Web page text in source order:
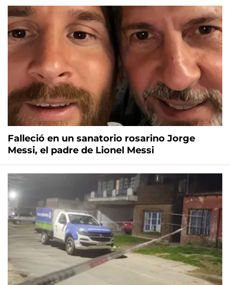
Falleció en un sanatorio rosarino Jorge
Messi, el padre de Lionel Messi